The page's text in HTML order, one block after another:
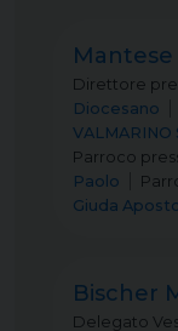
Direttore
Diocesano
VALMARINO
Parroco
Paolo
Giuda
Bischer
Delegato